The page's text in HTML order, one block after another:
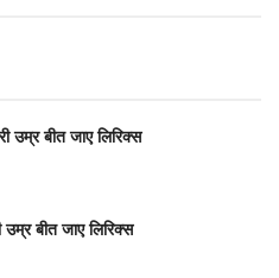
उम्र बीत जाए लिरिक्स
बीत जाए लिरिक्स